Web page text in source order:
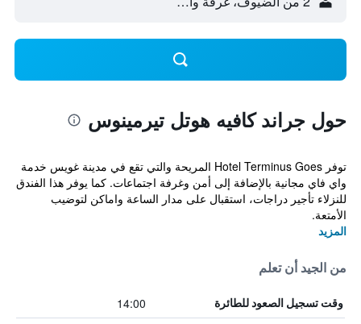
حول جراند كافيه هوتل تيرمينوس
توفر Hotel Terminus Goes المريحة والتي تقع في مدينة غويس خدمة
واي فاي مجانية بالإضافة إلى أمن وغرفة اجتماعات. كما يوفر هذا الفندق
للنزلاء تأجير دراجات، استقبال على مدار الساعة واماكن لتوضيب
الأمتعة.
المزيد
من الجيد أن تعلم
وقت تسجيل الصعود للطائرة 14:00